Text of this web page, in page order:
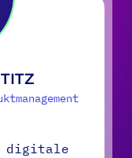
digitale